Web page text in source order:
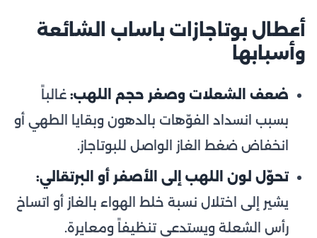
أعطال بوتاجازات باساب الشائعة
وأسبابها
ضعف الشعلات وصغر حجم اللهب: غالباً
بسبب انسداد الفوّهات بالدهون وبقايا الطهي أو
انخفاض ضغط الغاز الواصل للبوتاجاز.
تحوّل لون اللهب إلى الأصفر أو البرتقالي:
يشير إلى اختلال نسبة خلط الهواء بالغاز أو اتساخ
رأس الشعلة ويستدعي تنظيفاً ومعايرة.